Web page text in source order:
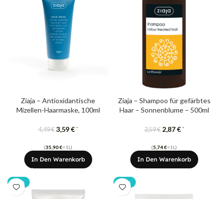
Ziaja – Antioxidantische
Mizellen-Haarmaske, 100ml
4,49€ 3,59€ *
(35,90€=1L)
In Den Warenkorb
Ziaja – Shampoo für gefärbtes
Haar – Sonnenblume – 500ml
3,59€ 2,87€ *
(5,74€=1L)
In Den Warenkorb
-20% -20%